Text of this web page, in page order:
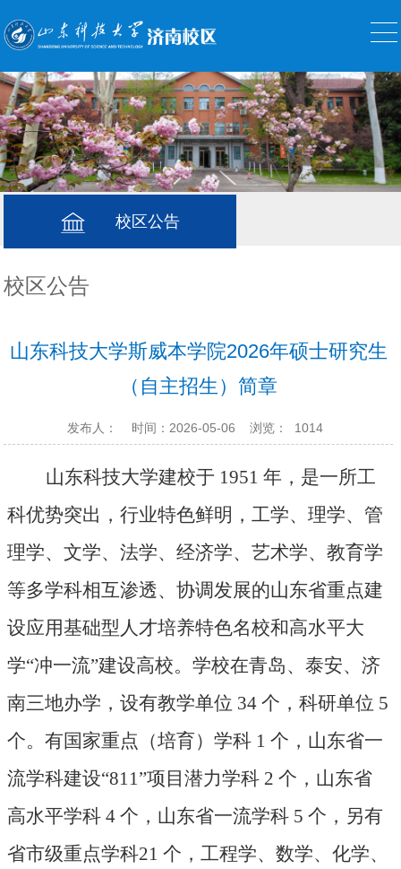
校区公告
校区公告
山东科技大学斯威本学院2026年硕士研究生
（自主招生）简章
发布人： 时间：2026-05-06 浏览： 1014
山东科技大学建校于 1951 年，是一所工
科优势突出，行业特色鲜明，工学、理学、管
理学、文学、法学、经济学、艺术学、教育学
等多学科相互渗透、协调发展的山东省重点建
设应用基础型人才培养特色名校和高水平大
学“冲一流”建设高校。学校在青岛、泰安、济
南三地办学，设有教学单位 34 个，科研单位 5
个。有国家重点（培育）学科 1 个，山东省一
流学科建设“811”项目潜力学科 2 个，山东省
高水平学科 4 个，山东省一流学科 5 个，另有
省市级重点学科21 个，工程学、数学、化学、